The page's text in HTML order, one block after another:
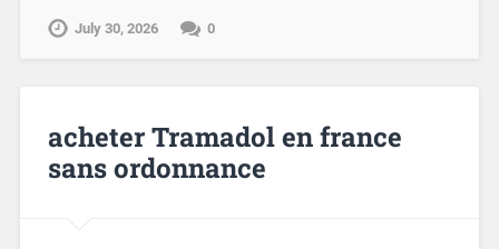
July 30, 2026 0
acheter Tramadol en france
sans ordonnance